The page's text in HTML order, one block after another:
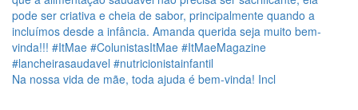
Na nossa vida de mãe, toda ajuda é bem-vinda! Incl